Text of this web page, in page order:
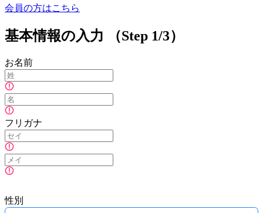
会員の方はこちら
基本情報の入力 （Step 1/3）
お名前
フリガナ
性別